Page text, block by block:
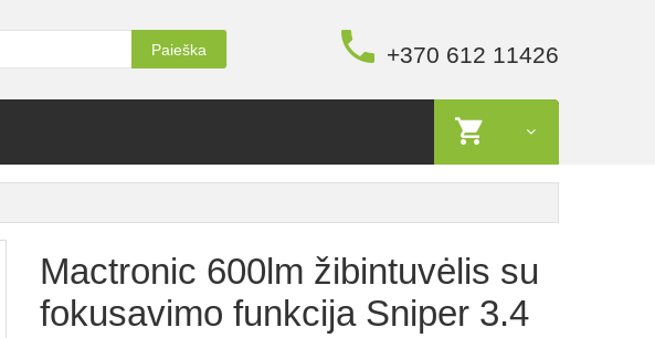
Paieška +370 612 11426
Mactronic 600lm žibintuvėlis su
fokusavimo funkcija Sniper 3.4